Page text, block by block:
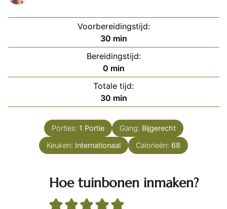
Voorbereidingstijd:
30minuten
min
Bereidingstijd:
0minuten
min
Totale tijd:
30minuten
min
Porties: 1 Portie Gang: Bijgerecht
Keuken: Internationaal Calorieën: 68
Hoe tuinbonen inmaken?